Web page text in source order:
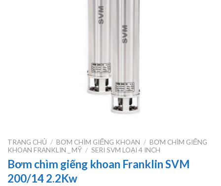
TRANG CHỦ / BƠM CHÌM GIẾNG KHOAN / BƠM CHÌM GIẾNG
KHOAN FRANKLIN _ MỸ / SERI SVM LOẠI 4 INCH
Bơm chìm giếng khoan Franklin SVM
200/14 2.2Kw